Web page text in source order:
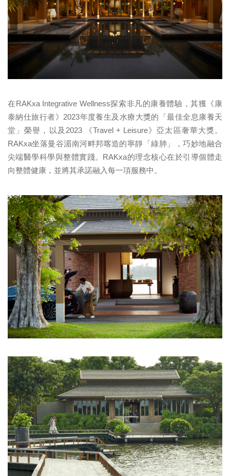
在RAKxa Integrative Wellness探索非凡的康養體驗，其獲《康
泰納仕旅行者》2023年度養生及水療大獎的「最佳全息康養天
堂」榮譽，以及2023 《Travel + Leisure》亞太區奢華大獎。
RAKxa坐落曼谷湄南河畔邦喀造的寧靜「綠肺」，巧妙地融合
尖端醫學科學與整體實踐。RAKxa的理念核心在於引導個體走
向整體健康，並將其承諾融入每一項服務中。